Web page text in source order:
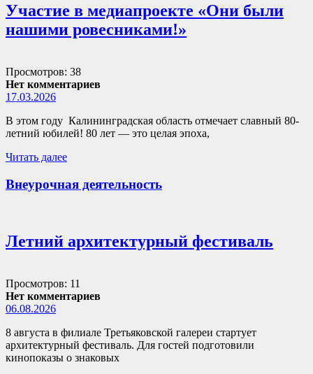
Участие в медиапроекте «Они были
нашими ровесниками!»
Просмотров: 38
Нет комментариев
17.03.2026
В этом году Калининградская область отмечает славный 80-
летний юбилей! 80 лет — это целая эпоха,
Читать далее
Внеурочная деятельность
Летний архитектурный фестиваль
Просмотров: 11
Нет комментариев
06.08.2026
8 августа в филиале Третьяковской галереи стартует
архитектурный фестиваль. Для гостей подготовили
кинопоказы о знаковых